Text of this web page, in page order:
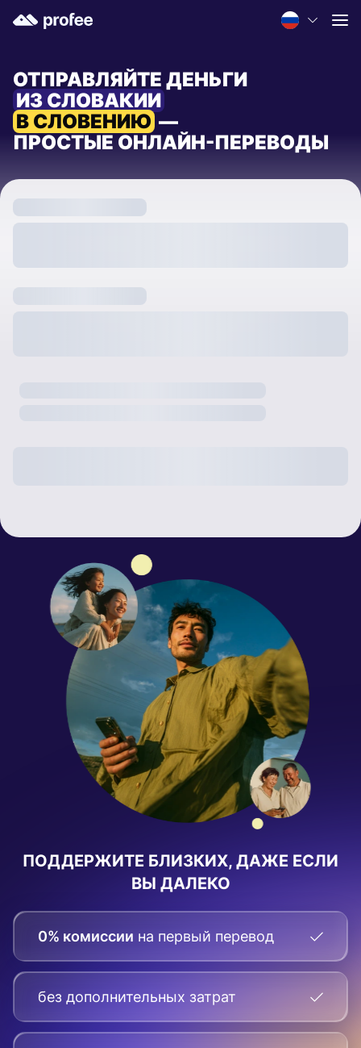
ОТПРАВЛЯЙТЕ ДЕНЬГИ
ИЗ СЛОВАКИИ
В СЛОВЕНИЮ —
ПРОСТЫЕ ОНЛАЙН-ПЕРЕВОДЫ
ПОДДЕРЖИТЕ БЛИЗКИХ, ДАЖЕ ЕСЛИ
ВЫ ДАЛЕКО
0% комиссии на первый перевод
без дополнительных затрат